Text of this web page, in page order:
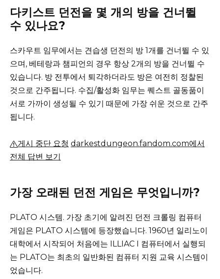
다키스트 던전을 몇 개의 방을 건너뛸
수 있나요?
스카우트 임무에서는 견습생 던전의 방 1개를 건너뛸 수 있
으며, 베테랑과 챔피언의 경우 항상 2개의 방을 건너뛸 수
있습니다. 방 전투에서 퇴각하더라도 방은 여전히 ​​정찰된
것으로 간주됩니다. 수집/활성화 임무는 퀘스트 골동품이
서로 가까이 생성될 수 있기 때문에 가장 쉬운 것으로 간주
됩니다.
게시 중단 요청 darkestdungeon.fandom.com에서
전체 답변 보기
가장 오래된 던전 게임은 무엇입니까?
PLATO 시스템. 가장 초기에 알려진 던전 크롤링 컴퓨터
게임은 PLATO 시스템에 등장했습니다. 1960년 일리노이
대학에서 시작되어 처음에는 ILLIAC I 컴퓨터에서 실행되
는 PLATO는 최초의 일반화된 컴퓨터 지원 교육 시스템이
었습니다.